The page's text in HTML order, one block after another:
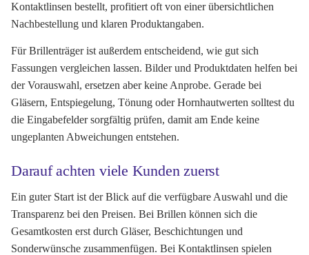
Kontaktlinsen bestellt, profitiert oft von einer übersichtlichen
Nachbestellung und klaren Produktangaben.
Für Brillenträger ist außerdem entscheidend, wie gut sich
Fassungen vergleichen lassen. Bilder und Produktdaten helfen bei
der Vorauswahl, ersetzen aber keine Anprobe. Gerade bei
Gläsern, Entspiegelung, Tönung oder Hornhautwerten solltest du
die Eingabefelder sorgfältig prüfen, damit am Ende keine
ungeplanten Abweichungen entstehen.
Darauf achten viele Kunden zuerst
Ein guter Start ist der Blick auf die verfügbare Auswahl und die
Transparenz bei den Preisen. Bei Brillen können sich die
Gesamtkosten erst durch Gläser, Beschichtungen und
Sonderwünsche zusammenfügen. Bei Kontaktlinsen spielen